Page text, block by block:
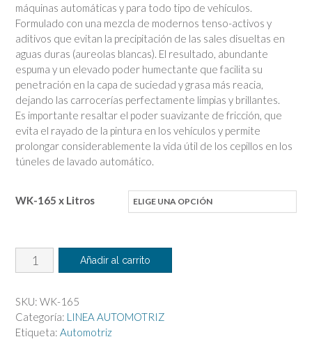
desde
$1.428
hasta
$26.965
máquinas automáticas y para todo tipo de vehículos.
Formulado con una mezcla de modernos tenso-activos y
aditivos que evitan la precipitación de las sales disueltas en
aguas duras (aureolas blancas). El resultado, abundante
espuma y un elevado poder humectante que facilita su
penetración en la capa de suciedad y grasa más reacia,
dejando las carrocerías perfectamente limpias y brillantes.
Es importante resaltar el poder suavizante de fricción, que
evita el rayado de la pintura en los vehículos y permite
prolongar considerablemente la vida útil de los cepillos en los
túneles de lavado automático.
WK-165 x Litros
Shampoo
para
Tunel
de
Añadir al carrito
SKU: WK-165
Categoría: LINEA AUTOMOTRIZ
Etiqueta: Automotriz